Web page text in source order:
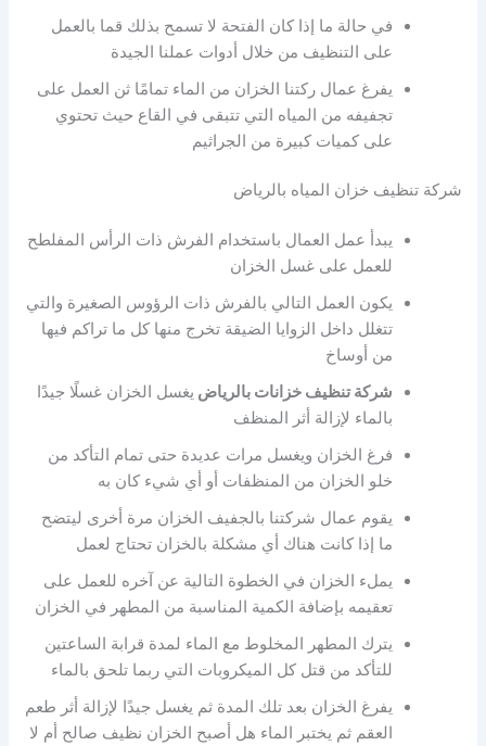
في حالة ما إذا كان الفتحة لا تسمح بذلك قما بالعمل
على التنظيف من خلال أدوات عملنا الجيدة
يفرغ عمال ركتنا الخزان من الماء تمامًا ثن العمل على
تجفيفه من المياه التي تتبقى في القاع حيث تحتوي
على كميات كبيرة من الجراثيم
شركة تنظيف خزان المياه بالرياض
يبدأ عمل العمال باستخدام الفرش ذات الرأس المفلطح
للعمل على غسل الخزان
يكون العمل التالي بالفرش ذات الرؤوس الصغيرة والتي
تتغلل داخل الزوايا الضيقة تخرج منها كل ما تراكم فيها
من أوساخ
شركة تنظيف خزانات بالرياض يغسل الخزان غسلًا جيدًا
بالماء لإزالة أثر المنظف
فرغ الخزان ويغسل مرات عديدة حتى تمام التأكد من
خلو الخزان من المنظفات أو أي شيء كان به
يقوم عمال شركتنا بالجفيف الخزان مرة أخرى ليتضح
ما إذا كانت هناك أي مشكلة بالخزان تحتاج لعمل
يملء الخزان في الخطوة التالية عن آخره للعمل على
تعقيمه بإضافة الكمية المناسبة من المطهر في الخزان
يترك المطهر المخلوط مع الماء لمدة قرابة الساعتين
للتأكد من قتل كل الميكروبات التي ربما تلحق بالماء
يفرغ الخزان بعد تلك المدة ثم يغسل جيدًا لإزالة أثر طعم
العقم ثم يختبر الماء هل أصبح الخزان نظيف صالح أم لا